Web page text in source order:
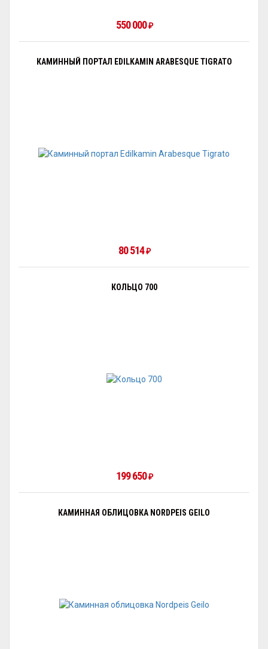
550 000₽
КАМИННЫЙ ПОРТАЛ EDILKAMIN ARABESQUE TIGRATO
80 514₽
КОЛЬЦО 700
199 650₽
КАМИННАЯ ОБЛИЦОВКА NORDPEIS GEILO